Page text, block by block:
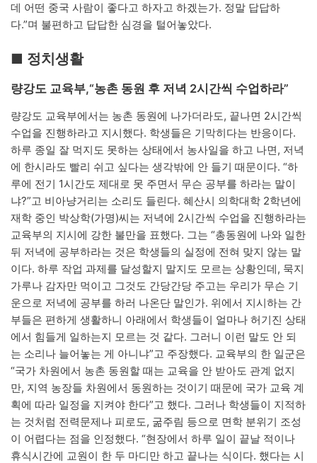
데 어떤 중국 사람이 좋다고 하자고 하겠는가. 정말 답답하
다.”며 불편하고 답답한 심경을 털어놓았다.
■ 정치생활
량강도 교육부,“농촌 동원 후 저녁 2시간씩 수업하라”
량강도 교육부에서는 농촌 동원에 나가더라도, 끝나면 2시간씩
수업을 진행하라고 지시했다. 학생들은 기막히다는 반응이다.
하루 종일 잘 먹지도 못하는 상태에서 농사일을 하고 나면, 저녁
에 한시라도 빨리 쉬고 싶다는 생각밖에 안 들기 때문이다. “하
루에 전기 1시간도 제대로 못 주면서 무슨 공부를 하라는 말이
냐?”고 비아냥거리는 소리도 들린다. 혜산시 의학대학 2학년에
재학 중인 박상학(가명)씨는 저녁에 2시간씩 수업을 진행하라는
교육부의 지시에 강한 불만을 표했다. 그는 “총동원에 나와 일한
뒤 저녁에 공부하라는 것은 학생들의 실정에 전혀 맞지 않는 말
이다. 하루 작업 과제를 달성할지 말지도 모르는 상황인데, 묵지
가루나 감자만 먹이고 그것도 간당간당 주고는 우리가 무슨 기
운으로 저녁에 공부를 하러 나온단 말인가. 위에서 지시하는 간
부들은 편하게 생활하니 아래에서 학생들이 얼마나 허기진 상태
에서 힘들게 일하는지 모르는 것 같다. 그러니 이런 말도 안 되
는 소리나 늘어놓는 게 아니냐”고 주장했다. 교육부의 한 일군은
“국가 차원에서 농촌 동원할 때는 교육을 안 받아도 관계 없지
만, 지역 농장들 차원에서 동원하는 것이기 때문에 국가 교육 계
획에 따라 일정을 지켜야 한다”고 했다. 그러나 학생들이 지적하
는 것처럼 전력문제나 피로도, 굶주림 등으로 면학 분위기 조성
이 어렵다는 점을 인정했다. “현장에서 하루 일이 끝날 적이나
휴식시간에 교원이 한 두 마디만 하고 끝나는 식이다. 했다는 시